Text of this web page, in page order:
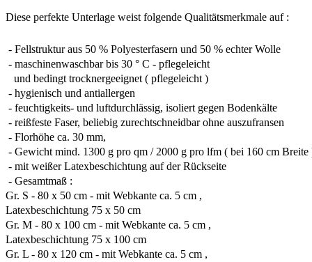
Diese perfekte Unterlage weist folgende Qualitätsmerkmale auf :
- Fellstruktur aus 50 % Polyesterfasern und 50 % echter Wolle
- maschinenwaschbar bis 30 ° C - pflegeleicht
und bedingt trocknergeeignet ( pflegeleicht )
- hygienisch und antiallergen
- feuchtigkeits- und luftdurchlässig, isoliert gegen Bodenkälte
- reißfeste Faser, beliebig zurechtschneidbar ohne auszufransen
- Florhöhe ca. 30 mm,
- Gewicht mind. 1300 g pro qm / 2000 g pro lfm ( bei 160 cm Breite
- mit weißer Latexbeschichtung auf der Rückseite
- Gesamtmaß :
Gr. S - 80 x 50 cm - mit Webkante ca. 5 cm ,
Latexbeschichtung 75 x 50 cm
Gr. M - 80 x 100 cm - mit Webkante ca. 5 cm ,
Latexbeschichtung 75 x 100 cm
Gr. L - 80 x 120 cm - mit Webkante ca. 5 cm ,